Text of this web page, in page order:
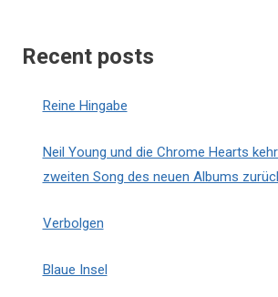
Recent posts
Reine Hingabe
Neil Young und die Chrome Hearts
zweiten Song des neuen Albums
Verbolgen
Blaue Insel